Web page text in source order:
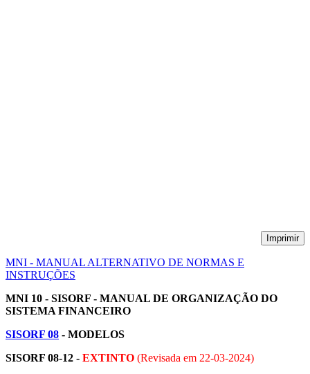
Imprimir
MNI - MANUAL ALTERNATIVO DE NORMAS E
INSTRUÇÕES
MNI 10 - SISORF - MANUAL DE ORGANIZAÇÃO DO
SISTEMA FINANCEIRO
SISORF 08 - MODELOS
SISORF 08-12 - EXTINTO (Revisada em 22-03-2024)